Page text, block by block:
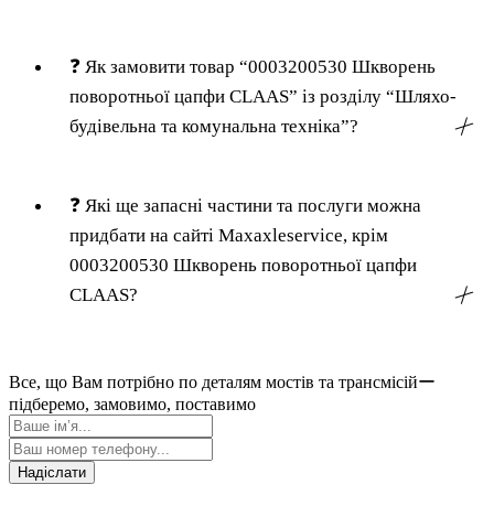
❓ Як замовити товар “0003200530 Шкворень
поворотньої цапфи CLAAS” із розділу “Шляхо-
будівельна та комунальна техніка”?
╳
❓ Які ще запасні частини та послуги можна
придбати на сайті Maxaxleservice, крім
0003200530 Шкворень поворотньої цапфи
CLAAS?
╳
Все, що Вам потрібно по деталям мостів та трансмісійー
підберемо, замовимо, поставимо
Надіслати